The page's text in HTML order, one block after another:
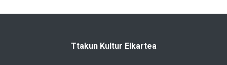
Ttakun Kultur Elkartea